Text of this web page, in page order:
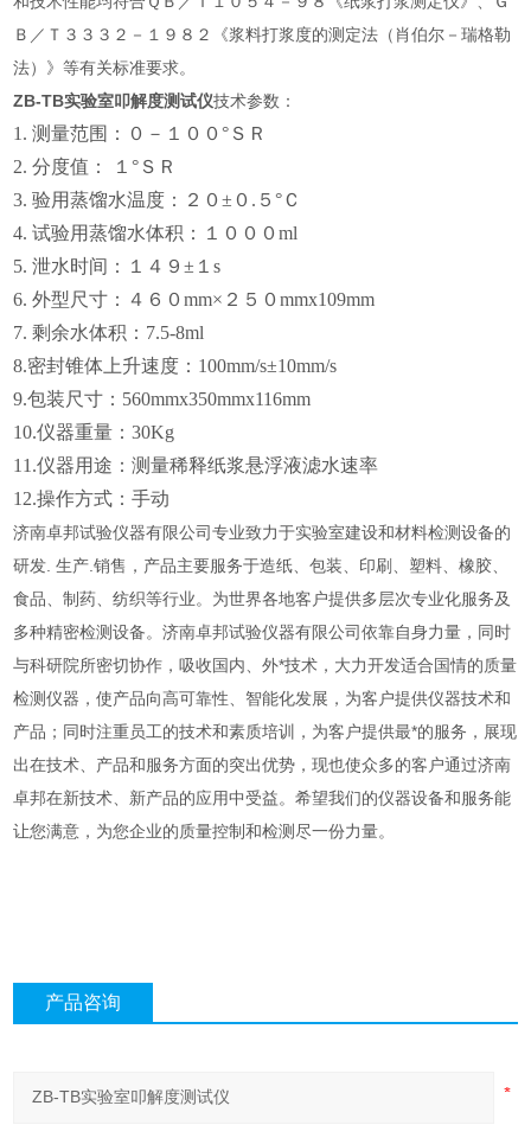
Ｂ／Ｔ３３３２－１９８２《浆料打浆度的测定法（肖伯尔－瑞格勒
法）》等有关标准要求。
ZB-TB实验室叩解度测试仪技术参数：
1. 测量范围：０－１００°ＳＲ
2. 分度值： １°ＳＲ
3. 验用蒸馏水温度：２０±０.５°Ｃ
4. 试验用蒸馏水体积：１０００ml
5. 泄水时间：１４９±１s
6. 外型尺寸：４６０mm×２５０mmx109mm
7. 剩余水体积：7.5-8ml
8.密封锥体上升速度：100mm/s±10mm/s
9.包装尺寸：560mmx350mmx116mm
10.仪器重量：30Kg
11.仪器用途：测量稀释纸浆悬浮液滤水速率
12.操作方式：手动
济南卓邦试验仪器有限公司专业致力于实验室建设和材料检测设备的
研发. 生产.销售，产品主要服务于造纸、包装、印刷、塑料、橡胶、
食品、制药、纺织等行业。为世界各地客户提供多层次专业化服务及
多种精密检测设备。济南卓邦试验仪器有限公司依靠自身力量，同时
与科研院所密切协作，吸收国内、外*技术，大力开发适合国情的质量
检测仪器，使产品向高可靠性、智能化发展，为客户提供仪器技术和
产品；同时注重员工的技术和素质培训，为客户提供最*的服务，展现
出在技术、产品和服务方面的突出优势，现也使众多的客户通过济南
卓邦在新技术、新产品的应用中受益。希望我们的仪器设备和服务能
让您满意，为您企业的质量控制和检测尽一份力量。
产品咨询